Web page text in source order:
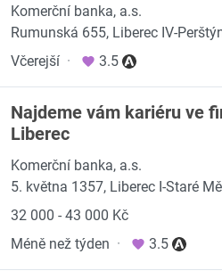
Komerční banka, a.s.
Rumunská 655, Liberec IV-
Včerejší · 3.5
Najdeme vám kariéru ve
Liberec
Komerční banka, a.s.
5. května 1357, Liberec I-Staré
32 000 - 43 000 Kč
Méně než týden · 3.5